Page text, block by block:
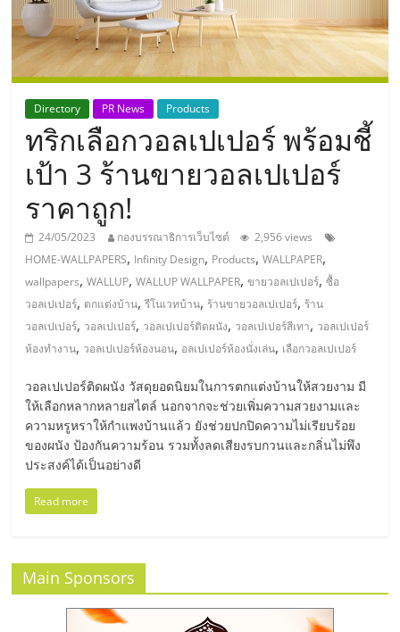
รวม
ธุรกิจ
เอ
ส
เอ็
มอี
ไทย,
SMEs,
แฟ
รน
ที่
Directory PR News Products
ทริกเลือกวอลเปเปอร์ พร้อมชี้
เป้า 3 ร้านขายวอลเปเปอร์
ราคาถูก!
24/05/2023 กองบรรณาธิการเว็บไซต์
2,956 views
HOME-WALLPAPERS, Infinity Design, Products,WALLPAPER,
wallpapers,WALLUP,WALLUP WALLPAPER,ขายวอลเปเปอร์,ซื้อ
วอลเปเปอร์, ตกแต่งบ้าน,รีโนเวทบ้าน, ร้านขายวอลเปเปอร์, ร้าน
วอลเปเปอร์, วอลเปเปอร์, วอลเปเปอร์ติดผนัง, วอลเปเปอร์สีเทา, วอลเปเปอร์
ห้องทำงาน, วอลเปเปอร์ห้องนอน, อลเปเปอร์ห้องนั่งเล่น, เลือกวอลเปเปอร์
วอลเปเปอร์ติดผนัง วัสดุยอดนิยมในการตกแต่งบ้านให้สวยงาม มี
ให้เลือกหลากหลายสไตล์ นอกจากจะช่วยเพิ่มความสวยงามและ
ความหรูหราให้กำแพงบ้านแล้ว ยังช่วยปกปิดความไม่เรียบร้อย
ของผนัง ป้องกันความร้อน รวมทั้งลดเสียงรบกวนและกลิ่นไม่พึง
ประสงค์ได้เป็นอย่างดี
Read more
Main Sponsors